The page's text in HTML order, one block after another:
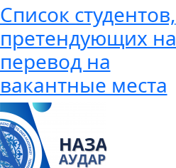
Список студентов,
претендующих на
перевод на
вакантные места